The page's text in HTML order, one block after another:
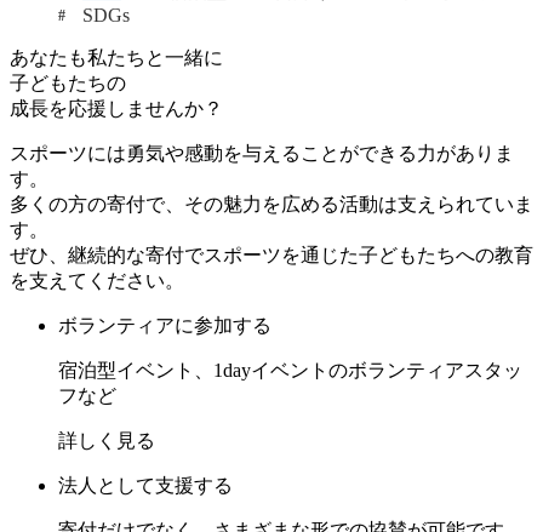
SDGs
あなたも私たちと一緒に
子どもたちの
成長を応援しませんか？
スポーツには勇気や感動を与えることができる力がありま
す。
多くの方の寄付で、その魅力を広める活動は支えられていま
す。
ぜひ、継続的な寄付でスポーツを通じた子どもたちへの教育
を支えてください。
ボランティアに参加する
宿泊型イベント、1dayイベントのボランティアスタッ
フなど
詳しく見る
法人として支援する